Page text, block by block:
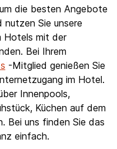
die besten Angebote
nutzen Sie unsere
Hotels mit der
Bei Ihrem
-Mitglied genießen Sie
im Hotel.
Innenpools,
Küchen auf dem
Bei uns finden Sie das
einfach.